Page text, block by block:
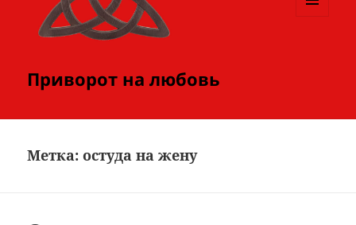
Приворот на любовь
Метка:остуда на жену